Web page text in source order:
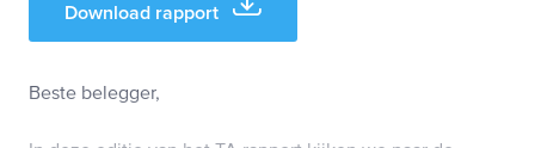
Download rapport
Beste belegger,